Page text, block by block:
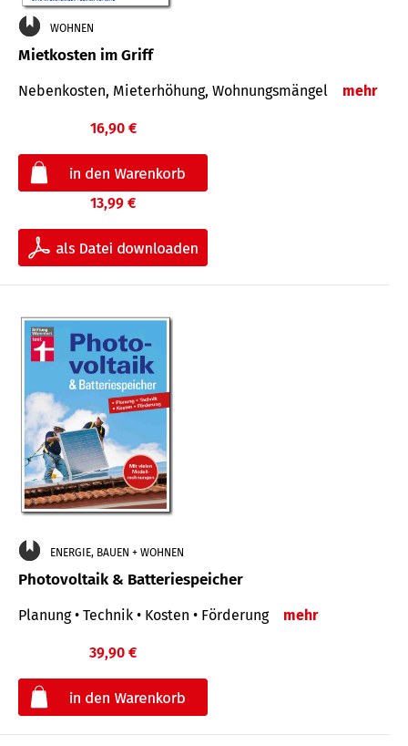
WOHNEN
Mietkosten im Griff
Nebenkosten, Mieterhöhung, Wohnungsmängel mehr
16,90 €
13,99 €
ENERGIE, BAUEN + WOHNEN
Photovoltaik & Batteriespeicher
Planung • Technik • Kosten • Förderung mehr
39,90 €